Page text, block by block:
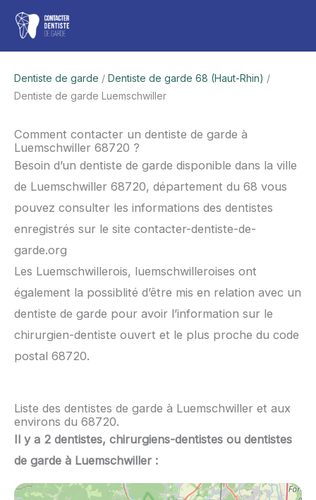
Aller
contenu
Dentiste de garde / Dentiste de garde 68 (Haut-Rhin) /
Dentiste de garde Luemschwiller
Comment contacter un dentiste de garde à
Luemschwiller 68720 ?
Besoin d’un dentiste de garde disponible dans la ville
de Luemschwiller 68720, département du 68 vous
pouvez consulter les informations des dentistes
enregistrés sur le site contacter-dentiste-de-
garde.org
Les Luemschwillerois, luemschwilleroises ont
également la possiblité d’être mis en relation avec un
dentiste de garde pour avoir l’information sur le
chirurgien-dentiste ouvert et le plus proche du code
postal 68720.
Liste des dentistes de garde à Luemschwiller et aux
environs du 68720.
Il y a 2 dentistes, chirurgiens-dentistes ou dentistes
de garde à Luemschwiller :